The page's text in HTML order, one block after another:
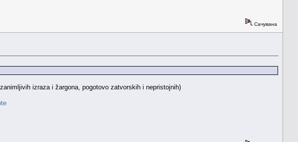
Сачувана
izraza i žargona, pogotovo zatvorskih i nepristojnih)